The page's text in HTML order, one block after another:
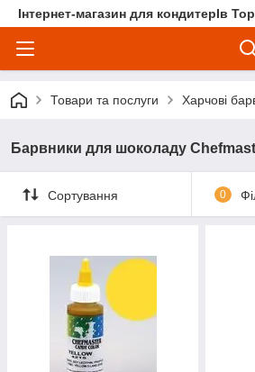
Інтернет-магазин для кондитерІв
Товари та послуги Харчові
Барвники для шоколаду
Сортування 0